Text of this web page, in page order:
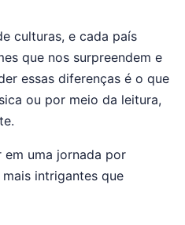
culturas, e cada país
que nos surpreendem e
essas diferenças é o que
ou por meio da leitura,
em uma jornada por
intrigantes que